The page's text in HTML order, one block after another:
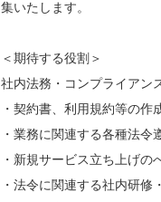
集いたします。
＜期待する役割＞
社内法務・コンプライアン
・契約書、利用規約等の作
・業務に関連する各種法令
・新規サービス立ち上げの
・法令に関連する社内研修